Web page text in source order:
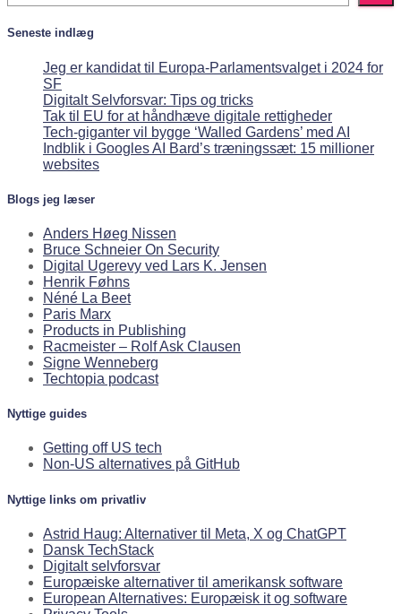
Seneste indlæg
Jeg er kandidat til Europa-Parlamentsvalget i 2024 for
SF
Digitalt Selvforsvar: Tips og tricks
Tak til EU for at håndhæve digitale rettigheder
Tech-giganter vil bygge ‘Walled Gardens’ med AI
Indblik i Googles AI Bard’s træningssæt: 15 millioner
websites
Blogs jeg læser
Anders Høeg Nissen
Bruce Schneier On Security
Digital Ugerevy ved Lars K. Jensen
Henrik Føhns
Néné La Beet
Paris Marx
Products in Publishing
Racmeister – Rolf Ask Clausen
Signe Wenneberg
Techtopia podcast
Nyttige guides
Getting off US tech
Non-US alternatives på GitHub
Nyttige links om privatliv
Astrid Haug: Alternativer til Meta, X og ChatGPT
Dansk TechStack
Digitalt selvforsvar
Europæiske alternativer til amerikansk software
European Alternatives: Europæisk it og software